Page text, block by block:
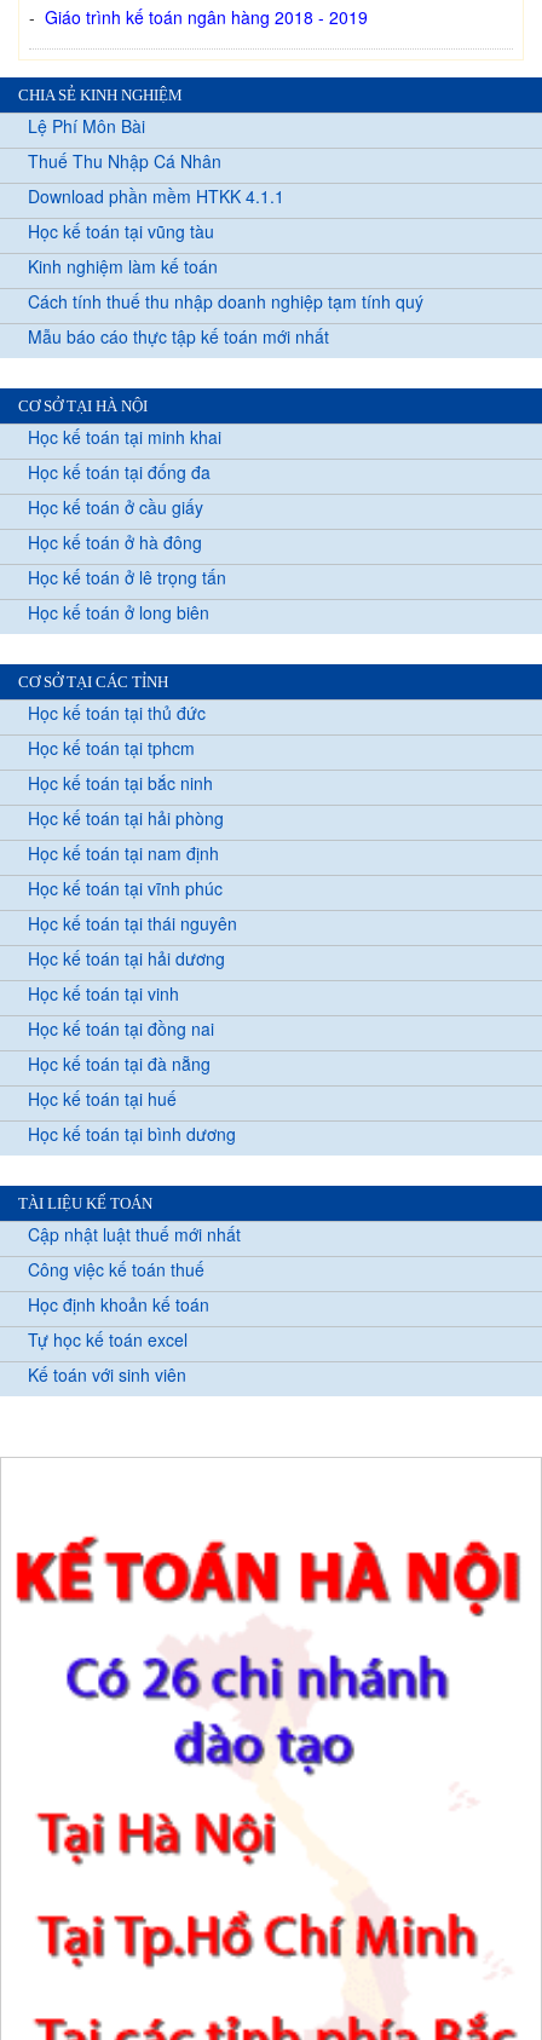
- Giáo trình kế toán ngân hàng 2018 - 2019
CHIA SẺ KINH NGHIỆM
Lệ Phí Môn Bài
Thuế Thu Nhập Cá Nhân
Download phần mềm HTKK 4.1.1
Học kế toán tại vũng tàu
Kinh nghiệm làm kế toán
Cách tính thuế thu nhập doanh nghiệp tạm tính quý
Mẫu báo cáo thực tập kế toán mới nhất
CƠ SỞ TẠI HÀ NỘI
Học kế toán tại minh khai
Học kế toán tại đống đa
Học kế toán ở cầu giấy
Học kế toán ở hà đông
Học kế toán ở lê trọng tấn
Học kế toán ở long biên
CƠ SỞ TẠI CÁC TỈNH
Học kế toán tại thủ đức
Học kế toán tại tphcm
Học kế toán tại bắc ninh
Học kế toán tại hải phòng
Học kế toán tại nam định
Học kế toán tại vĩnh phúc
Học kế toán tại thái nguyên
Học kế toán tại hải dương
Học kế toán tại vinh
Học kế toán tại đồng nai
Học kế toán tại đà nẵng
Học kế toán tại huế
Học kế toán tại bình dương
TÀI LIỆU KẾ TOÁN
Cập nhật luật thuế mới nhất
Công việc kế toán thuế
Học định khoản kế toán
Tự học kế toán excel
Kế toán với sinh viên